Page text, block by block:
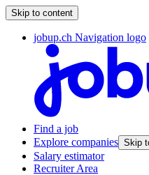
Skip to content
jobup.ch Navigation logo
Find a job
Explore companies Skip
Salary estimator
Recruiter Area